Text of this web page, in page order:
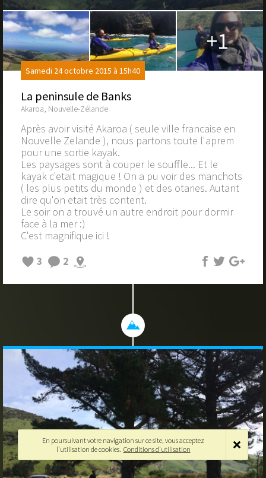
+1
Samedi 24 octobre 2015 à 15h40
La peninsule de Banks
Akaroa, Nouvelle-Zélande
Après avoir visité Akaroa ( seule ville francaise en
Nouvelle Zelande ), nous partons toute l'aprem
pour une sortie kayak.
Les paysages sont à couper le souffle... Et le
kayak c'etait magique ! On a pu voir des manchots
( les plus petits du monde ) et des otaries. Autant
dire qu'on etait très content.
Le soir on a trouvé un autre endroit pour dormir
face à la mer :)
C'est magnifique ici !
3
2
En poursuivant votre navigation sur ce site, vous acceptez
l'utilisation de cookies. Conditions d'utilisation